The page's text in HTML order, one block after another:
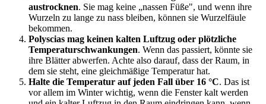
austrocknen. Sie mag keine „nassen Füße", und wenn ihre
Wurzeln zu lange zu nass bleiben, können sie Wurzelfäule
bekommen.
Polyscias mag keinen kalten Luftzug oder plötzliche
Temperaturschwankungen. Wenn das passiert, könnte sie
ihre Blätter abwerfen. Achte also darauf, dass der Raum, in
dem sie steht, eine gleichmäßige Temperatur hat.
Halte die Temperatur auf jeden Fall über 16 °C. Das ist
vor allem im Winter wichtig, wenn die Fenster kalt werden